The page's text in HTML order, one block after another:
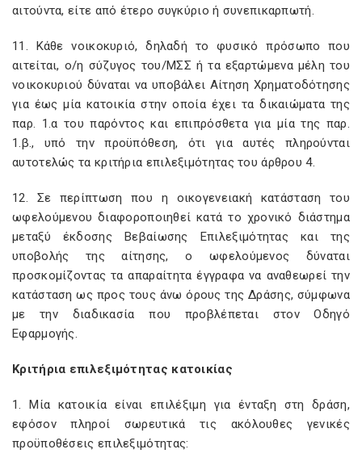
αιτούντα, είτε από έτερο συγκύριο ή συνεπικαρπωτή.
11. Κάθε νοικοκυριό, δηλαδή το φυσικό πρόσωπο που
αιτείται, ο/η σύζυγος του/ΜΣΣ ή τα εξαρτώμενα μέλη του
νοικοκυριού δύναται να υποβάλει Αίτηση Χρηματοδότησης
για έως μία κατοικία στην οποία έχει τα δικαιώματα της
παρ. 1.α του παρόντος και επιπρόσθετα για μία της παρ.
1.β., υπό την προϋπόθεση, ότι για αυτές πληρούνται
αυτοτελώς τα κριτήρια επιλεξιμότητας του άρθρου 4.
12. Σε περίπτωση που η οικογενειακή κατάσταση του
ωφελούμενου διαφοροποιηθεί κατά το χρονικό διάστημα
μεταξύ έκδοσης Βεβαίωσης Επιλεξιμότητας και της
υποβολής της αίτησης, ο ωφελούμενος δύναται
προσκομίζοντας τα απαραίτητα έγγραφα να αναθεωρεί την
κατάσταση ως προς τους άνω όρους της Δράσης, σύμφωνα
με την διαδικασία που προβλέπεται στον Οδηγό
Εφαρμογής.
Κριτήρια επιλεξιμότητας κατοικίας
1. Μία κατοικία είναι επιλέξιμη για ένταξη στη δράση,
εφόσον πληροί σωρευτικά τις ακόλουθες γενικές
προϋποθέσεις επιλεξιμότητας: